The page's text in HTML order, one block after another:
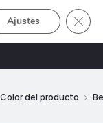
Buscar
Color del producto
Ajustes